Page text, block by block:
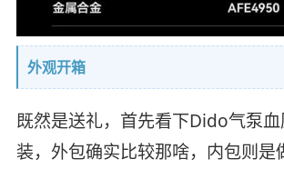
外观开箱
既然是送礼，首先看下Dido气泵
装，外包确实比较那啥，内包则是